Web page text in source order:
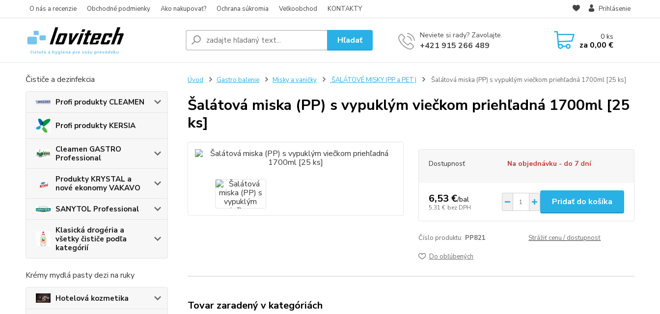
O nás a recenzie Obchodné podmienky Ako nakupovať? Ochrana súkromia Veľkoobchod KONTAKTY Prihlásenie
Hľadať Neviete si rady? Zavolajte.
+421 915 266 489
0ks
za 0,00 €
Čističe a dezinfekcia
Profi produkty CLEAMEN
Profi produkty KERSIA
Cleamen GASTRO
Professional
Produkty KRYSTAL a
nové ekonomy VAKAVO
SANYTOL Professional
Klasická drogéria a
všetky čističe podľa
kategórií
Krémy mydlá pasty dezi na ruky
Hotelová kozmetika
Úvod Gastro balenie Misky a vaničky ŠALÁTOVÉ MISKY (PP a PET) Šalátová miska (PP) s vypuklým viečkom priehľadná 1700ml [25 ks]
Šalátová miska (PP) s vypuklým viečkom priehľadná 1700ml [25
ks]
Dostupnosť Na objednávku - do 7 dní
6,53 €/bal
5,31 € bez DPH
Pridať do košíka
Číslo produktu: PP821 Strážiť cenu / dostupnosť
Do obľúbených
Tovar zaradený v kategóriách